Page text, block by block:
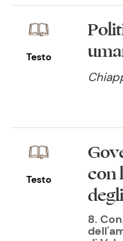
Testo
Testo
con
8.